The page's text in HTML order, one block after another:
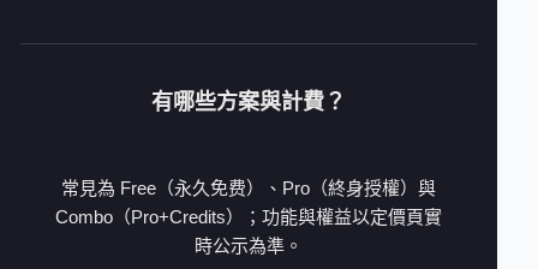
有哪些方案與計費？
常見為 Free（永久免费）、Pro（終身授權）與
Combo（Pro+Credits）；功能與權益以定價頁實
時公示為準。